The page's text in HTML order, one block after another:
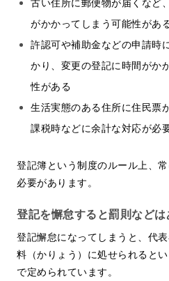
がかかってしまう可能性があ
許認可や補助金などの申請時
かり、変更の登記に時間がか
性がある
生活実態のある住所に住民票
課税時などに余計な対応が必
登記簿という制度のルール上、
必要があります。
登記を懈怠すると罰則など
登記懈怠になってしまうと、代
料（かりょう）に処せられると
で定められています。